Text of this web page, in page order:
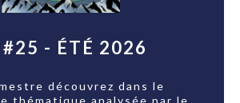
#25 - ÉTÉ 2026
découvrez dans le
thématique analysée par le